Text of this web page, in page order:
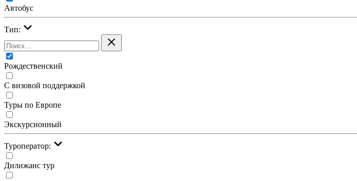
Автобус
Тип:
Рождественский
С визовой поддержкой
Туры по Европе
Экскурсионный
Туроператор:
Дилижанс тур